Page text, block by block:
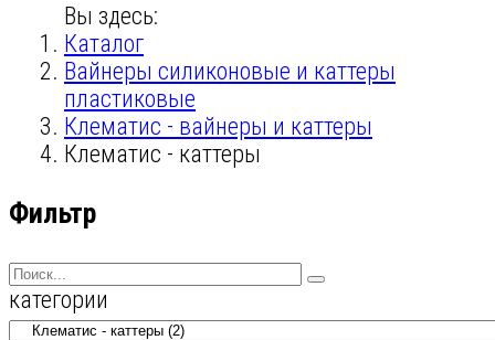
Вы здесь:
Каталог
Вайнеры силиконовые и каттеры
пластиковые
Клематис - вайнеры и каттеры
Клематис - каттеры
Фильтр
категории